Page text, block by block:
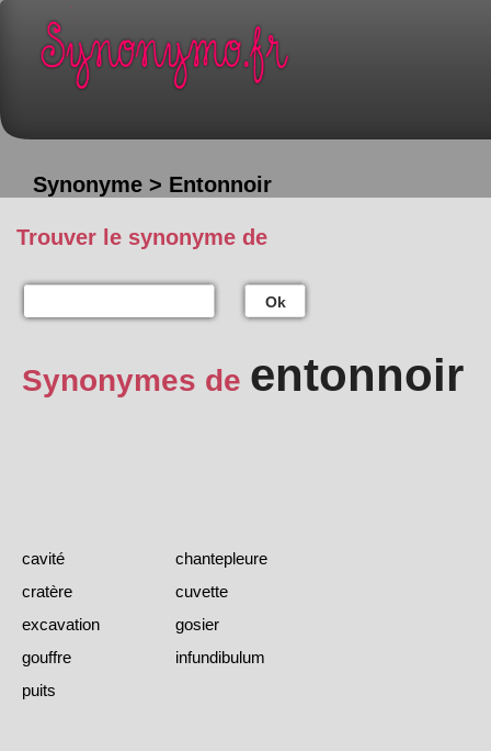
Synonyme > Entonnoir
Trouver le synonyme de
Ok
Synonymes de entonnoir
cavité
chantepleure
cratère
cuvette
excavation
gosier
gouffre
infundibulum
puits